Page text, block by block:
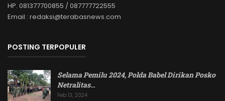
HP. 081377700855 / 087777722555
Email : redaksi@terabasnews.com
POSTING TERPOPULER
Selama Pemilu 2024, Polda Babel Dirikan Posko
Netralitas…
Feb 13, 2024